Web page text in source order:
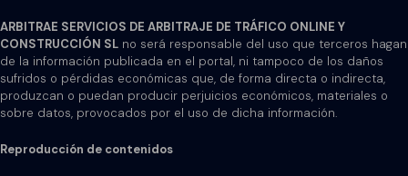
ARBITRAE SERVICIOS DE ARBITRAJE DE TRÁFICO ONLINE Y
CONSTRUCCIÓN SL no será responsable del uso que terceros hagan
de la información publicada en el portal, ni tampoco de los daños
sufridos o pérdidas económicas que, de forma directa o indirecta,
produzcan o puedan producir perjuicios económicos, materiales o
sobre datos, provocados por el uso de dicha información.
Reproducción de contenidos